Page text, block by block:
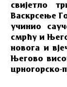
свијетло
Васкрсење
учинио
смрћу и
новога и
Његово
црногорско-